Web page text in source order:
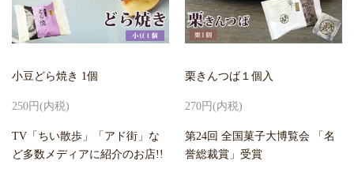
小豆どら焼き 1個
250円(内税)
TV「ちい散歩」「アド街」な
ど多数メディアに紹介のお店!!
栗きんつば１個入
270円(内税)
第24回 全国菓子大博覧会 「名
誉総裁賞」受賞